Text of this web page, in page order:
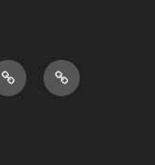
Humor Education